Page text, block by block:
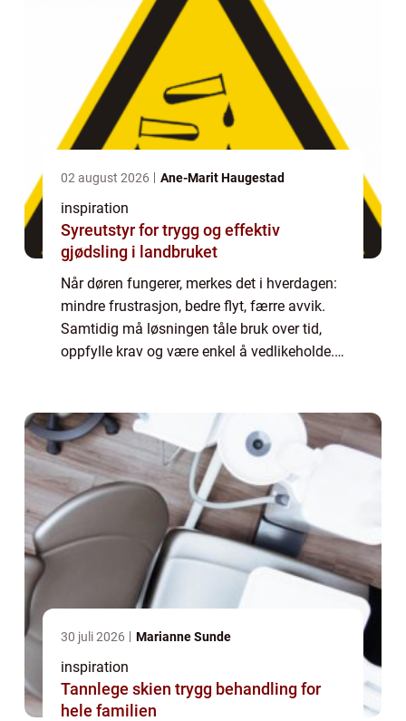
02 august 2026 Ane-Marit Haugestad
inspiration
Syreutstyr for trygg og effektiv
gjødsling i landbruket
Når døren fungerer, merkes det i hverdagen:
mindre frustrasjon, bedre flyt, færre avvik.
Samtidig må løsningen tåle bruk over tid,
oppfylle krav og være enkel å vedlikeholde.
30 juli 2026 Marianne Sunde
inspiration
Tannlege skien trygg behandling for
hele familien